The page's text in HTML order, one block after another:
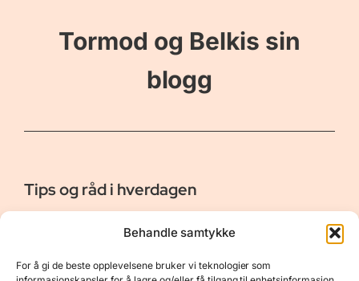
Behandle samtykke
For å gi de beste opplevelsene bruker vi teknologier som
Tormod og Belkis sin
blogg
Tips og råd i hverdagen
Er vår bloggside hvor vi ønsker å dele våre opplevelser og
gi deg råd og tips innen reiser, hotell - og restauranter,
naturopplevelser, personlig pleie, data, film og bøker m.m.
Nyttige Linker Resurser